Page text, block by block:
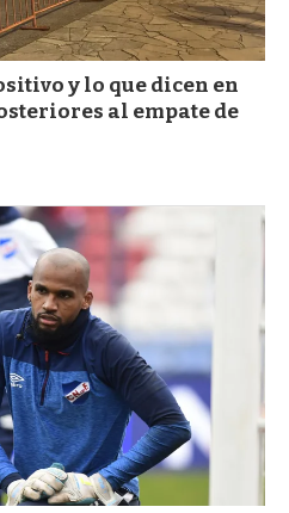
y lo que dicen en
al empate de